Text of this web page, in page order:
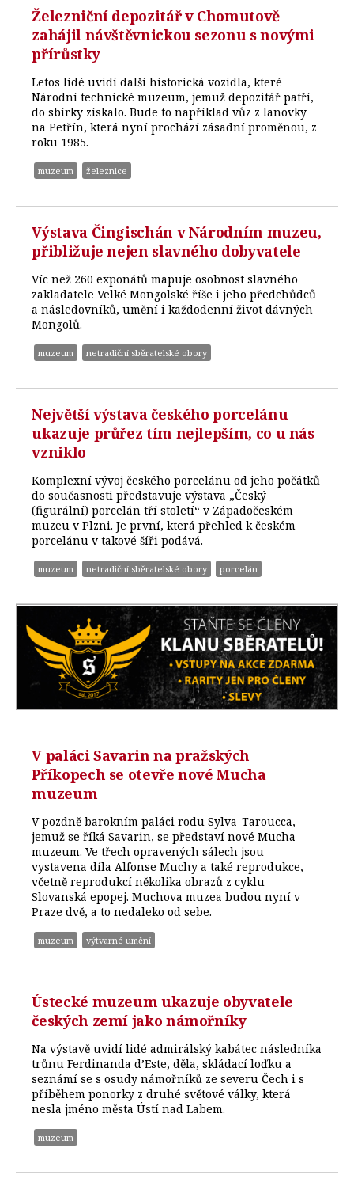
Železniční depozitář v Chomutově
zahájil návštěvnickou sezonu s novými
přírůstky
Letos lidé uvidí další historická vozidla, které
Národní technické muzeum, jemuž depozitář patří,
do sbírky získalo. Bude to například vůz z lanovky
na Petřín, která nyní prochází zásadní proměnou, z
roku 1985.
muzeum železnice
Výstava Čingischán v Národním muzeu,
přibližuje nejen slavného dobyvatele
Víc než 260 exponátů mapuje osobnost slavného
zakladatele Velké Mongolské říše i jeho předchůdců
a následovníků, umění i každodenní život dávných
Mongolů.
muzeum netradiční sběratelské obory
Největší výstava českého porcelánu
ukazuje průřez tím nejlepším, co u nás
vzniklo
Komplexní vývoj českého porcelánu od jeho počátků
do současnosti představuje výstava „Český
(figurální) porcelán tří století“ v Západočeském
muzeu v Plzni. Je první, která přehled k českém
porcelánu v takové šíři podává.
muzeum netradiční sběratelské obory porcelán
V paláci Savarin na pražských
Příkopech se otevře nové Mucha
muzeum
V pozdně barokním paláci rodu Sylva-Taroucca,
jemuž se říká Savarin, se představí nové Mucha
muzeum. Ve třech opravených sálech jsou
vystavena díla Alfonse Muchy a také reprodukce,
včetně reprodukcí několika obrazů z cyklu
Slovanská epopej. Muchova muzea budou nyní v
Praze dvě, a to nedaleko od sebe.
muzeum výtvarné umění
Ústecké muzeum ukazuje obyvatele
českých zemí jako námořníky
Na výstavě uvidí lidé admirálský kabátec následníka
trůnu Ferdinanda d’Este, děla, skládací loďku a
seznámí se s osudy námořníků ze severu Čech i s
příběhem ponorky z druhé světové války, která
nesla jméno města Ústí nad Labem.
muzeum